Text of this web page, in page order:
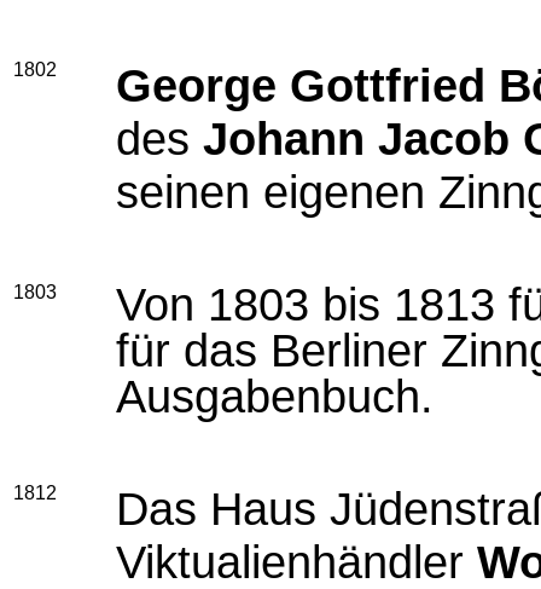
1802
George Gottfried
des Johann Jacob
seinen eigenen
1803
Von 1803 bis 1813
für das Berliner
Ausgabenbuch.
1812
Das Haus
Viktualienhändler